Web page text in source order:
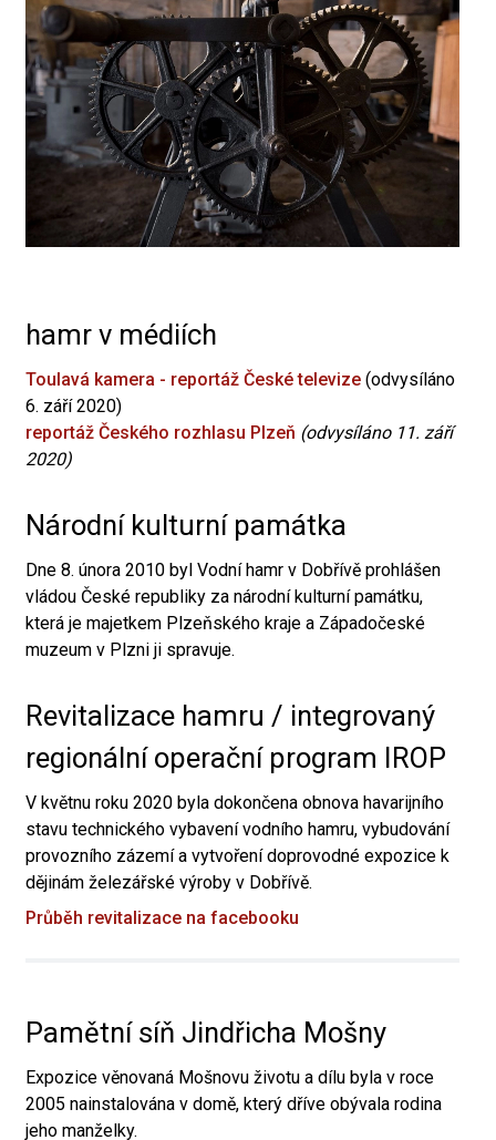
hamr v médiích
Toulavá kamera - reportáž České televize (odvysíláno
6. září 2020)
reportáž Českého rozhlasu Plzeň (odvysíláno 11. září
2020)
Národní kulturní památka
Dne 8. února 2010 byl Vodní hamr v Dobřívě prohlášen
vládou České republiky za národní kulturní památku,
která je majetkem Plzeňského kraje a Západočeské
muzeum v Plzni ji spravuje.
Revitalizace hamru / integrovaný
regionální operační program IROP
V květnu roku 2020 byla dokončena obnova havarijního
stavu technického vybavení vodního hamru, vybudování
provozního zázemí a vytvoření doprovodné expozice k
dějinám železářské výroby v Dobřívě.
Průběh revitalizace na facebooku
Pamětní síň Jindřicha Mošny
Expozice věnovaná Mošnovu životu a dílu byla v roce
2005 nainstalována v domě, který dříve obývala rodina
jeho manželky.